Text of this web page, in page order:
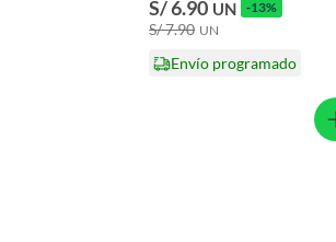
S/ 6.90 UN -13%
S/ 7.90 UN
Envío programado